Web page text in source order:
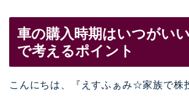
車の購入時期はいつがい
で考えるポイント
こんにちは、『えすふぁみ☆家族で株